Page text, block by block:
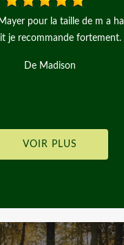
si ce n’est qu’ils ont été
au top, en plus d’avoir des
VOIR PLUS